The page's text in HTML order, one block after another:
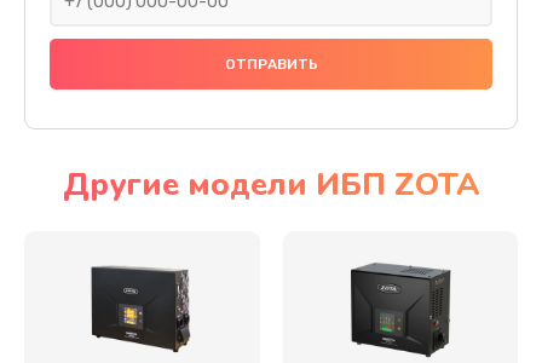
Другие модели ИБП ZOTA